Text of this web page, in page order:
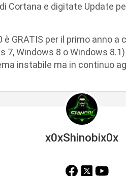
Cortana e digitate Update
GRATIS per il primo anno a
Windows 8 o Windows
instabile ma in continuo
x0xShinobix0x